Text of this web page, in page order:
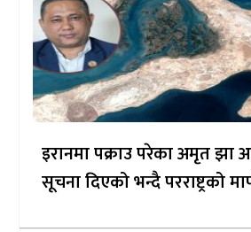
इरानमा पक्राउ परेका अमृत
सूचना दिएको भन्दै परराष्ट्रको